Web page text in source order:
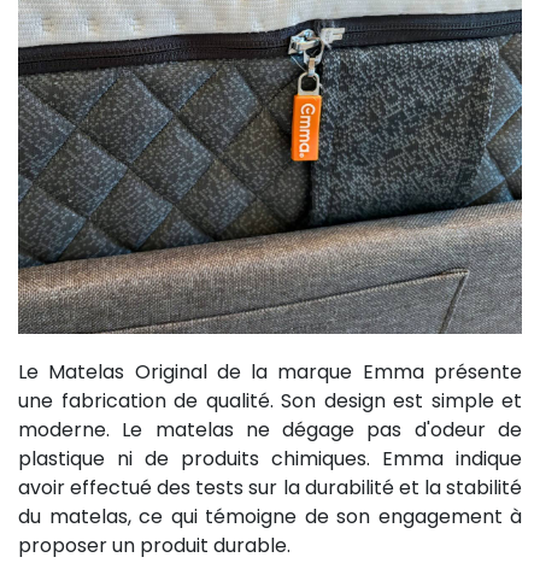
Le Matelas Original de la marque Emma présente
une fabrication de qualité. Son design est simple et
moderne. Le matelas ne dégage pas d'odeur de
plastique ni de produits chimiques. Emma indique
avoir effectué des tests sur la durabilité et la stabilité
du matelas, ce qui témoigne de son engagement à
proposer un produit durable.